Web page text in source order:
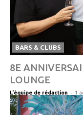
BARS & CLUBS
8E
LOUNGE
L'équipe de rédaction - 1